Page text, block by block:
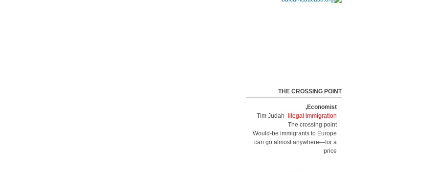
THE CROSSING POINT
Economist,
Tim Judah-
Illegal immigration
The crossing point
Would-be immigrants to Europe
can go almost anywhere—for a
price